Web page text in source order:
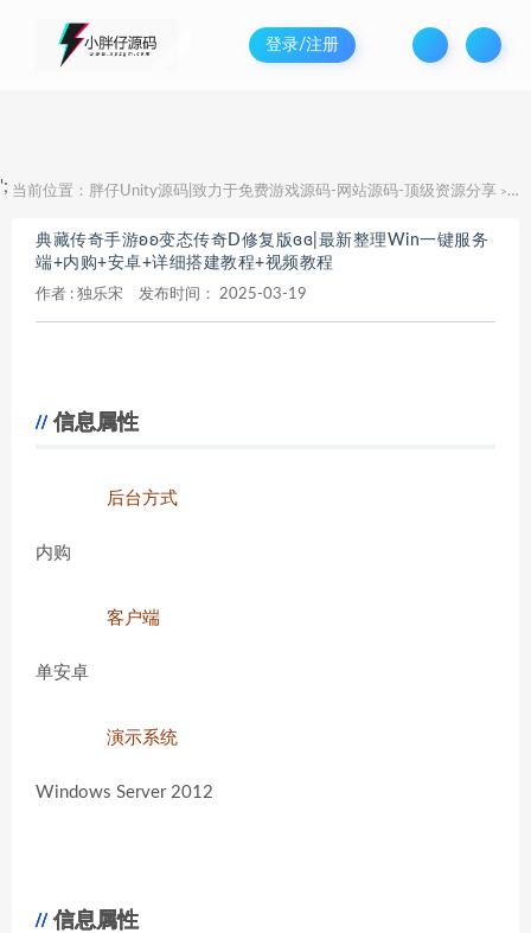
登录/注册
'; 当前位置： 胖仔Unity源码|致力于免费游戏源码-网站源码-顶级资源分享 > 典
典藏传奇手游ʚʚ变态传奇D修复版ɞɞ|最新整理Win一键服务
端+内购+安卓+详细搭建教程+视频教程
作者 : 独乐宋 发布时间： 2025-03-19
信息属性
后台方式
内购
客户端
单安卓
演示系统
Windows Server 2012
信息属性